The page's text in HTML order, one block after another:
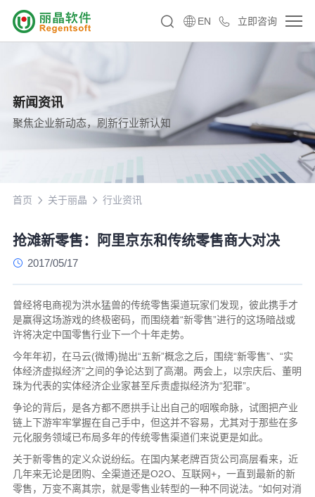
立即咨询
EN
新闻资讯
聚焦企业新动态，刷新行业新认知
首页 关于丽晶 行业资讯
抢滩新零售：阿里京东和传统零售商大对决
2017/05/17
曾经将电商视为洪水猛兽的传统零售渠道玩家们发现，彼此携手才
是赢得这场游戏的终极密码，而围绕着“新零售”进行的这场暗战或
许将决定中国零售行业下一个十年走势。
今年年初，在马云(微博)抛出“五新”概念之后，围绕“新零售”、“实
体经济虚拟经济”之间的争论达到了高潮。两会上，以宗庆后、董明
珠为代表的实体经济企业家甚至斥责虚拟经济为“犯罪”。
争论的背后，是各方都不愿拱手让出自己的咽喉命脉，试图把产业
链上下游牢牢掌握在自己手中，但这并不容易，尤其对于那些在多
元化服务领域已布局多年的传统零售渠道们来说更是如此。
关于新零售的定义众说纷纭。在国内某老牌百货公司高层看来，近
几年来无论是团购、全渠道还是O2O、互联网+，一直到最新的新
零售，万变不离其宗，就是零售业转型的一种不同说法。“如何对消